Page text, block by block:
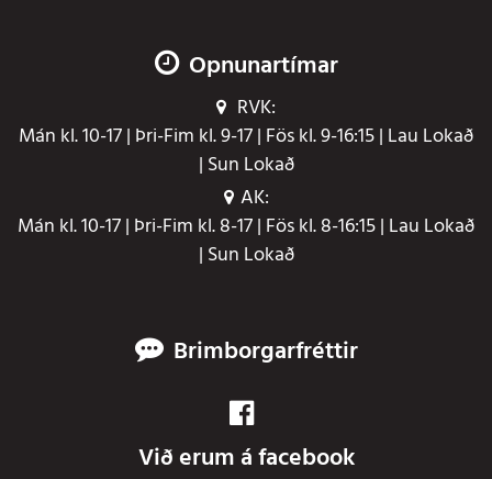
Opnunartímar
RVK:
Mán kl. 10-17 | Þri-Fim kl. 9-17 | Fös kl. 9-16:15 | Lau Lokað
| Sun Lokað
AK:
Mán kl. 10-17 | Þri-Fim kl. 8-17 | Fös kl. 8-16:15 | Lau Lokað
| Sun Lokað
Brimborgarfréttir
Við erum á facebook